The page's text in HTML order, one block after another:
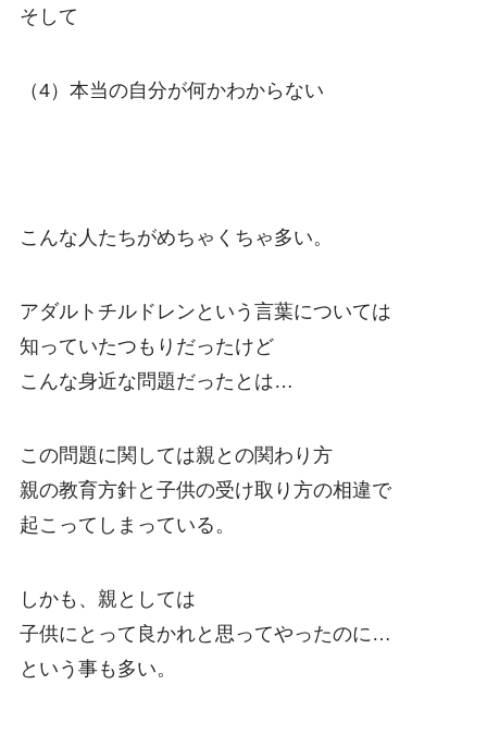
そして
（4）本当の自分が何かわからない
こんな人たちがめちゃくちゃ多い。
アダルトチルドレンという言葉については
知っていたつもりだったけど
こんな身近な問題だったとは…
この問題に関しては親との関わり方
親の教育方針と子供の受け取り方の相違で
起こってしまっている。
しかも、親としては
子供にとって良かれと思ってやったのに…
という事も多い。